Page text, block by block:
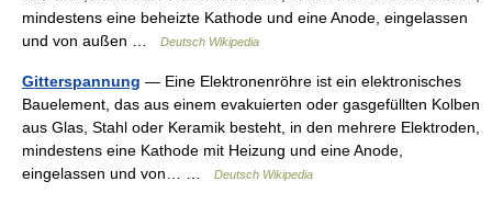
mindestens eine beheizte Kathode und eine Anode, eingelassen
und von außen …
Deutsch Wikipedia
Gitterspannung — Eine Elektronenröhre ist ein elektronisches
Bauelement, das aus einem evakuierten oder gasgefüllten Kolben
aus Glas, Stahl oder Keramik besteht, in den mehrere Elektroden,
mindestens eine Kathode mit Heizung und eine Anode,
eingelassen und von… …
Deutsch Wikipedia